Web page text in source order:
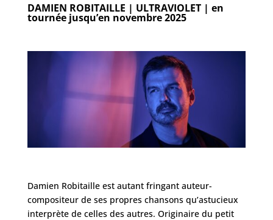
DAMIEN ROBITAILLE | ULTRAVIOLET | en
tournée jusqu’en novembre 2025
Damien Robitaille est autant fringant auteur-
compositeur de ses propres chansons qu’astucieux
interprète de celles des autres. Originaire du petit